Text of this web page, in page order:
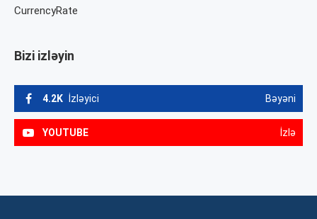
CurrencyRate
Bizi izləyin
4.2K İzləyici Bəyəni
YOUTUBE İzlə